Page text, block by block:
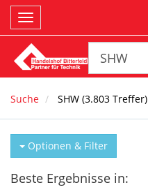
Toggle
navigation
Suche SHW (3.803 Treffer)
Optionen & Filter
Beste Ergebnisse in: